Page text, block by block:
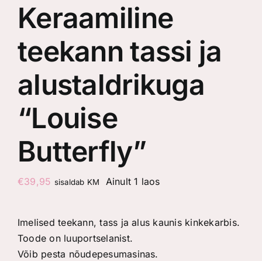
Keraamiline
teekann tassi ja
alustaldrikuga
“Louise
Butterfly”
€39,95 sisaldab KM Ainult 1 laos
Imelised teekann, tass ja alus kaunis kinkekarbis.
Toode on luuportselanist.
Võib pesta nõudepesumasinas.